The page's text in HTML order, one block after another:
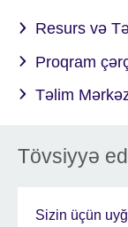
Resurs və
Proqram
Təlim
Tövsiyyə
Sizin üçün